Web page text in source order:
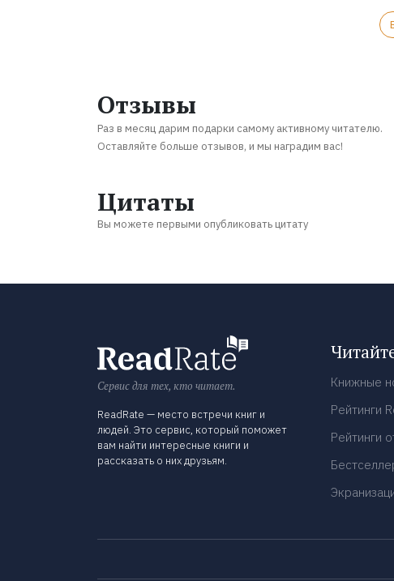
Отзывы
Раз в месяц дарим подарки самому активному читателю.
Оставляйте больше отзывов, и мы наградим вас!
Цитаты
Вы можете первыми опубликовать цитату
Сервис для тех, кто читает.
ReadRate — место встречи книг и
людей. Это сервис, который поможет
вам найти интересные книги и
рассказать о них друзьям.
Книжные
Рейтинги
Рейтинги